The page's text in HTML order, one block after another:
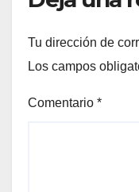
Tu dirección de
Los campos
Comentario *